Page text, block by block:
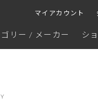
マイアカウント
ゴリー / メーカー シ